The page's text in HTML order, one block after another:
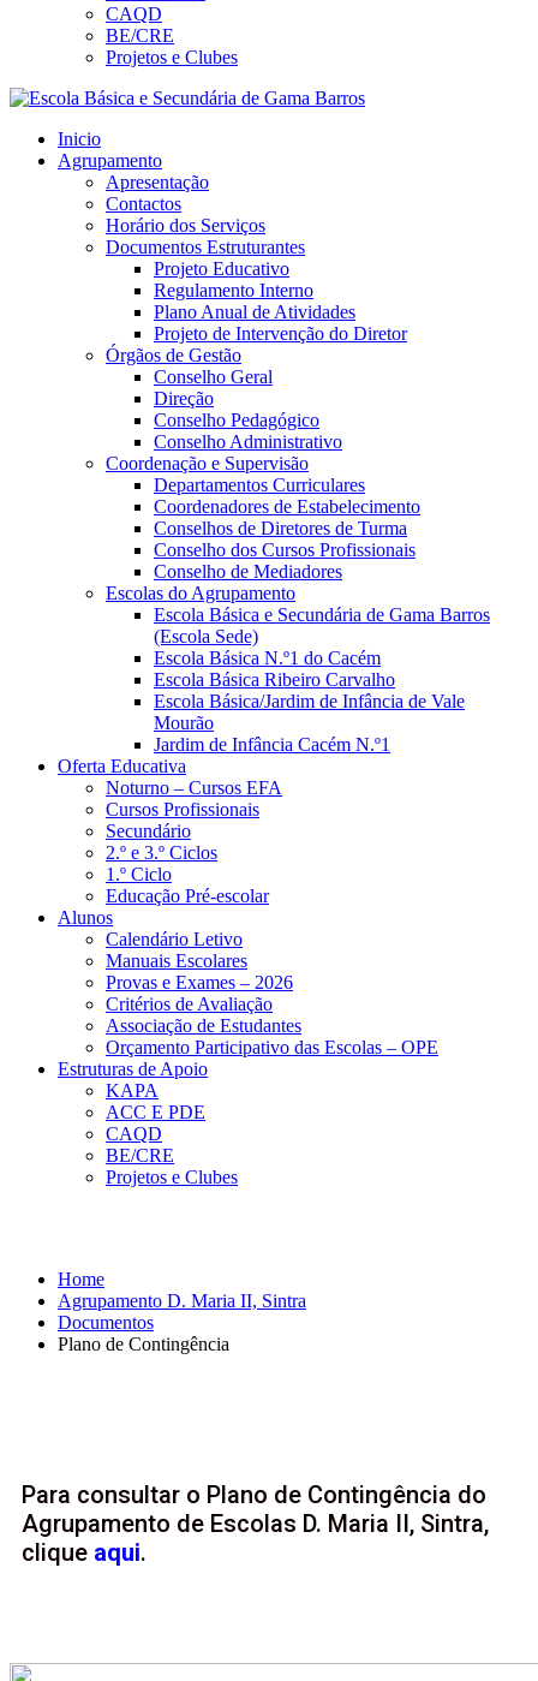
CAQD
BE/CRE
Projetos e Clubes
Inicio
Agrupamento
Apresentação
Contactos
Horário dos Serviços
Documentos Estruturantes
Projeto Educativo
Regulamento Interno
Plano Anual de Atividades
Projeto de Intervenção do Diretor
Órgãos de Gestão
Conselho Geral
Direção
Conselho Pedagógico
Conselho Administrativo
Coordenação e Supervisão
Departamentos Curriculares
Coordenadores de Estabelecimento
Conselhos de Diretores de Turma
Conselho dos Cursos Profissionais
Conselho de Mediadores
Escolas do Agrupamento
Escola Básica e Secundária de Gama Barros
(Escola Sede)
Escola Básica N.º1 do Cacém
Escola Básica Ribeiro Carvalho
Escola Básica/Jardim de Infância de Vale
Mourão
Jardim de Infância Cacém N.º1
Oferta Educativa
Noturno – Cursos EFA
Cursos Profissionais
Secundário
2.º e 3.º Ciclos
1.º Ciclo
Educação Pré-escolar
Alunos
Calendário Letivo
Manuais Escolares
Provas e Exames – 2026
Critérios de Avaliação
Associação de Estudantes
Orçamento Participativo das Escolas – OPE
Estruturas de Apoio
KAPA
ACC E PDE
CAQD
BE/CRE
Projetos e Clubes
Home
Agrupamento D. Maria II, Sintra
Documentos
Plano de Contingência
Para consultar o Plano de Contingência do
Agrupamento de Escolas D. Maria II, Sintra,
clique aqui.